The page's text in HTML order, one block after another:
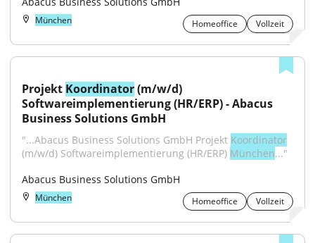
München Homeoffice Vollzeit
Projekt Koordinator (m/w/d)
Softwareimplementierung (HR/ERP) - Abacus
Business Solutions GmbH
"...Abacus Business Solutions GmbH Projekt Koordinator
(m/w/d) Softwareimplementierung (HR/ERP) München..."
Abacus Business Solutions GmbH
München Homeoffice Vollzeit